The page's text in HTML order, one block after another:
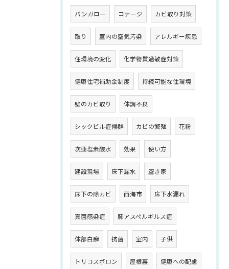
バンガロー コテージ カビ取り対策
取り 室内の空気汚染 アレルギー疾患
住環境の変化 化学物質過敏症対策
健康住宅補助金制度 持続可能な住環境
壁のカビ取り 体調不良
シックビル症候群 カビの繁殖 花粉
次亜塩素酸水 効果 使い方
建設現場 床下漏水 空き家
床下の除カビ 西海市 床下水漏れ
真菌感染症 肺アスペルギルス症
体部白癬 抗菌 室内 子供
トリコスポロン 屋根裏 健康への配慮